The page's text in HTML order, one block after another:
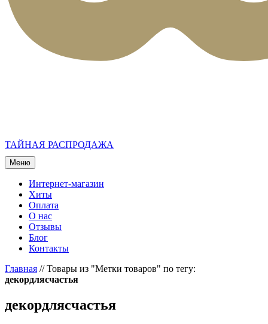
ТАЙНАЯ РАСПРОДАЖА
Меню
Интернет-магазин
Хиты
Оплата
О нас
Отзывы
Блог
Контакты
Главная //Товары из "Метки товаров" по тегу:
декордлясчастья
декордлясчастья